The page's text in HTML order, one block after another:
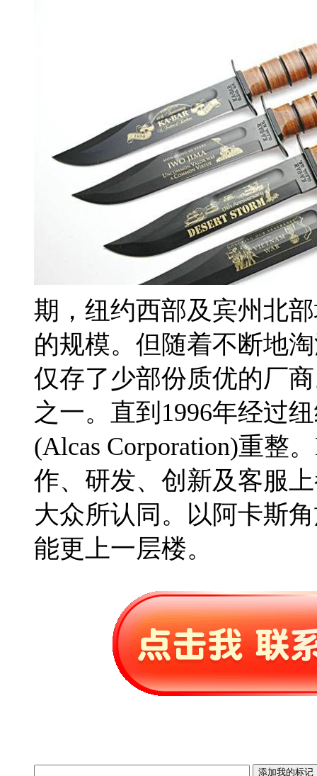
期，纽约西部及宾州北
的规模。但随着不断地
仅存了少部份质优的厂
之一。直到1996年经过
(Alcas Corporation)重整
作、研发、创新及客服
大众所认同。以阿卡斯
能更上一层楼。